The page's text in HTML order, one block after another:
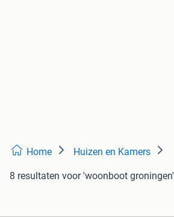
Home Huizen en Kamers
8 resultaten voor 'woonboot groningen'